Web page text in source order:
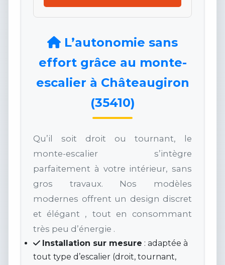
L’autonomie sans
effort grâce au monte-
escalier à Châteaugiron
(35410)
Qu’il soit droit ou tournant, le
monte-escalier s’intègre
parfaitement à votre intérieur, sans
gros travaux. Nos modèles
modernes offrent un design discret
et élégant , tout en consommant
très peu d’énergie .
Installation sur mesure : adaptée à
tout type d’escalier (droit, tournant,